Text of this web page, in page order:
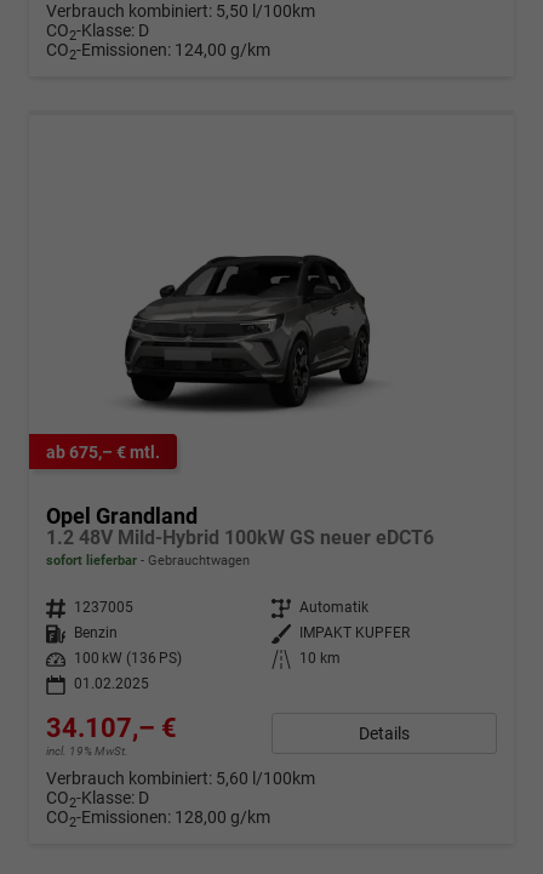
Verbrauch kombiniert: 5,50 l/100km
CO2-Klasse: D
CO2-Emissionen: 124,00 g/km
ab 675,– € mtl.
Opel Grandland
1.2 48V Mild-Hybrid 100kW GS neuer eDCT6
sofort lieferbar Gebrauchtwagen
Fahrzeugnr. 1237005 Getriebe Automatik
Kraftstoff
Benzin Außenfarbe
IMPAKT KUPFER
Leistung
100 kW (136 PS) Kilometerstand
10 km
01.02.2025
34.107,– €
incl. 19% MwSt.
Details
Verbrauch kombiniert: 5,60 l/100km
CO2-Klasse: D
CO2-Emissionen: 128,00 g/km